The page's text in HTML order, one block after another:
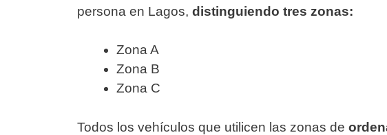
persona en Lagos, distinguiendo tres zonas:
Zona A
Zona B
Zona C
Todos los vehículos que utilicen las zonas de